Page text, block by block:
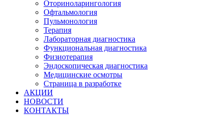
Оториноларингология
Офтальмология
Пульмонология
Терапия
Лабораторная диагностика
Функциональная диагностика
Физиотерапия
Эндоскопическая диагностика
Медицинские осмотры
Страница в разработке
АКЦИИ
НОВОСТИ
КОНТАКТЫ